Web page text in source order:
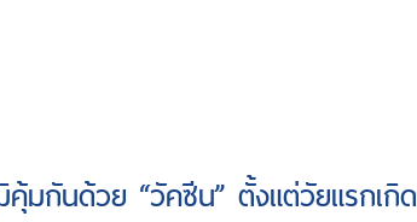
คุ้มกันด้วย “วัคซีน” ตั้งแต่วัยแรกเกิด